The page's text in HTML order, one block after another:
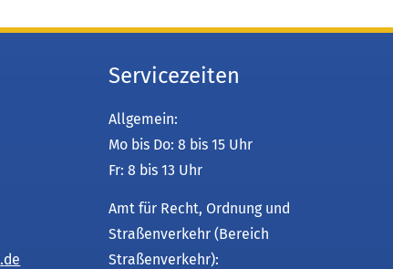
de
Servicezeiten
Allgemein:
Mo bis Do: 8 bis 15 Uhr
Fr: 8 bis 13 Uhr
Amt für Recht, Ordnung und
Straßenverkehr (Bereich
Straßenverkehr):